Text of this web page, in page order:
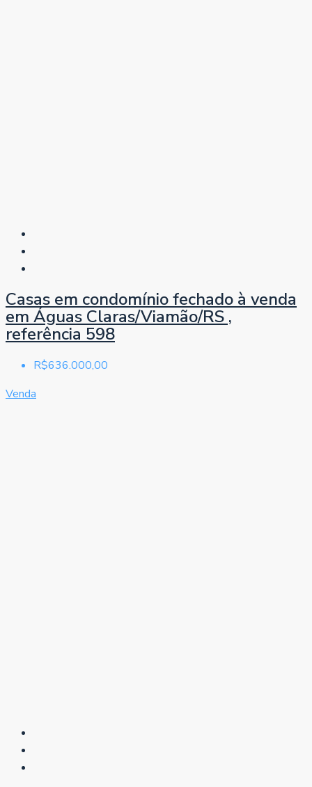
Casas em condomínio fechado à venda
em Águas Claras/Viamão/RS ,
referência 598
R$636.000,00
Venda